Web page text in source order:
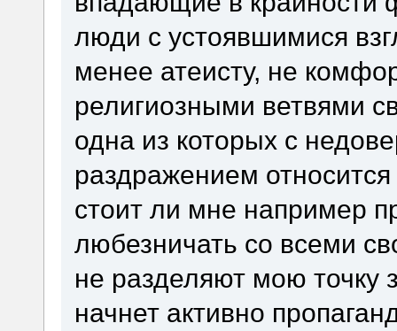
люди с устоявшимися
менее атеисту, не
религиозными ветвями
одна из которых с
раздражением
стоит ли мне например
любезничать со всеми
не разделяют мою точку
начнет активно